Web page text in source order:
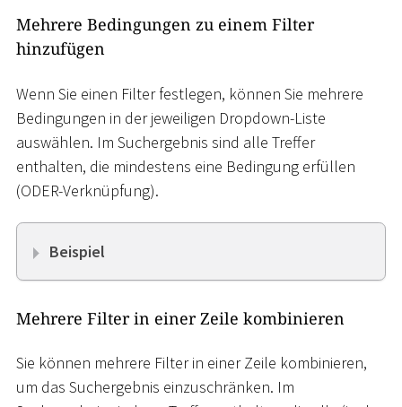
Mehrere Bedingungen zu einem Filter
hinzufügen
Wenn Sie einen Filter festlegen, können Sie mehrere
Bedingungen in der jeweiligen Dropdown-Liste
auswählen. Im Suchergebnis sind alle Treffer
enthalten, die mindestens eine Bedingung erfüllen
(ODER-Verknüpfung).
Beispiel
Mehrere Filter in einer Zeile kombinieren
Sie können mehrere Filter in einer Zeile kombinieren,
um das Suchergebnis einzuschränken. Im